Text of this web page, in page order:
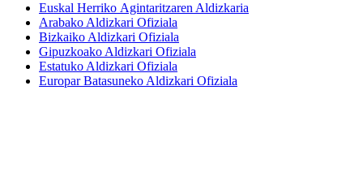
Euskal Herriko Agintaritzaren Aldizkaria
Arabako Aldizkari Ofiziala
Bizkaiko Aldizkari Ofiziala
Gipuzkoako Aldizkari Ofiziala
Estatuko Aldizkari Ofiziala
Europar Batasuneko Aldizkari Ofiziala